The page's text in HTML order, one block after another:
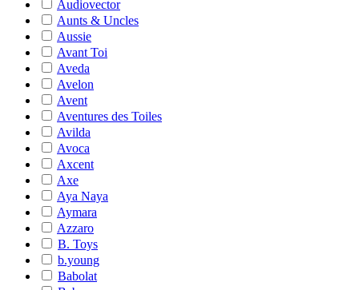
Audiovector
Aunts & Uncles
Aussie
Avant Toi
Aveda
Avelon
Avent
Aventures des Toiles
Avilda
Avoca
Axcent
Axe
Aya Naya
Aymara
Azzaro
B. Toys
b.young
Babolat